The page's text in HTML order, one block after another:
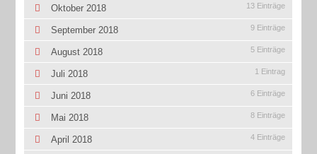
Oktober 2018 13 Einträge
September 2018 9 Einträge
August 2018 5 Einträge
Juli 2018 1 Eintrag
Juni 2018 6 Einträge
Mai 2018 8 Einträge
April 2018 4 Einträge